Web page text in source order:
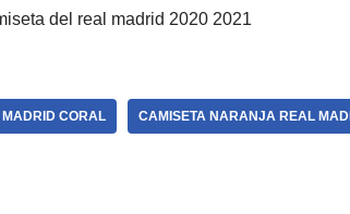
CORAL CAMISETA NARANJA REAL